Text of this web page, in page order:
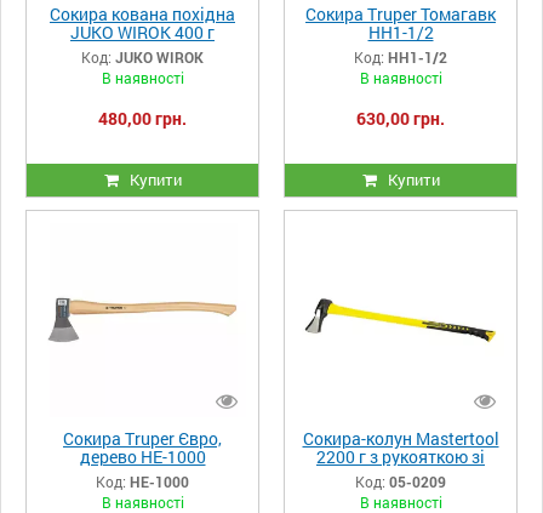
Сокира кована похідна
JUKO WIROK 400 г
Код: JUKO WIROK
В наявності
480,00 грн.
Купити
Сокира Truper Томагавк
НН1-1/2
Код: НН1-1/2
В наявності
630,00 грн.
Купити
Сокира Truper Євро,
дерево HE-1000
Код: HE-1000
В наявності
Сокира-колун Mastertool
2200 г з рукояткою зі
скловолокна 900 мм
Код: 05-0209
В наявності